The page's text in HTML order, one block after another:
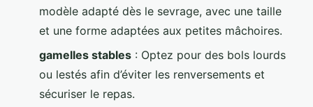
modèle adapté dès le sevrage, avec une taille
et une forme adaptées aux petites mâchoires.
gamelles stables : Optez pour des bols lourds
ou lestés afin d’éviter les renversements et
sécuriser le repas.